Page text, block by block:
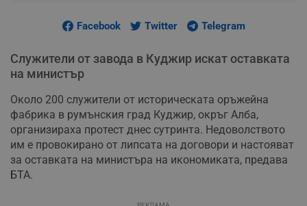
Facebook Twitter Telegram
Служители от завода в Куджир искат оставката
на министър
Около 200 служители от историческата оръжейна
фабрика в румънския град Куджир, окръг Алба,
организираха протест днес сутринта. Недоволството
им е провокирано от липсата на договори и настояват
за оставката на министъра на икономиката, предава
БТА.